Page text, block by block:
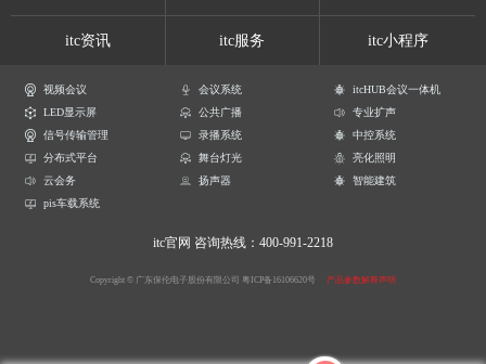
itc资讯 itc服务 itc小程序
视频会议 会议系统
itcHUB会议一体机
LED显示屏
公共广播
专业扩声
信号传输管理
录播系统
中控系统
分布式平台
舞台灯光
亮化照明
云会务
扬声器
智能建筑
pis车载系统
itc官网 咨询热线：400-991-2218
Copyright © 广东保伦电子股份有限公司 粤ICP备16106620号 产品参数解释声明